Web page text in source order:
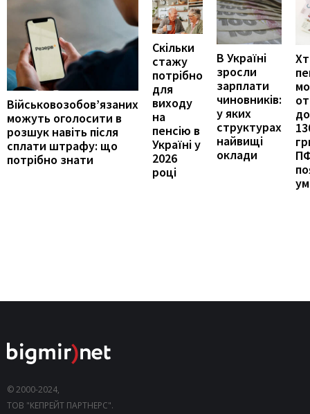
Військовозобов’язаних
можуть оголосити в
розшук навіть після
сплати штрафу: що
потрібно знати
Скільки
стажу
потрібно
для
виходу
на
пенсію в
Україні у
2026
році
В Україні
зросли
зарплати
чиновників:
у яких
структурах
найвищі
оклади
© 2000-2024,
ТОВ "КЕПРЕЙТ ПАРТНЕРС".